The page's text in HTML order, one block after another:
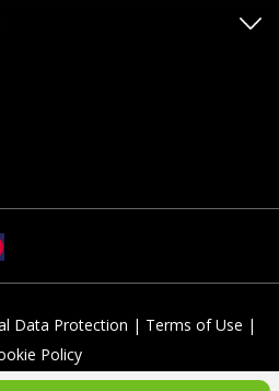
Data Protection | Terms of Use |
Policy